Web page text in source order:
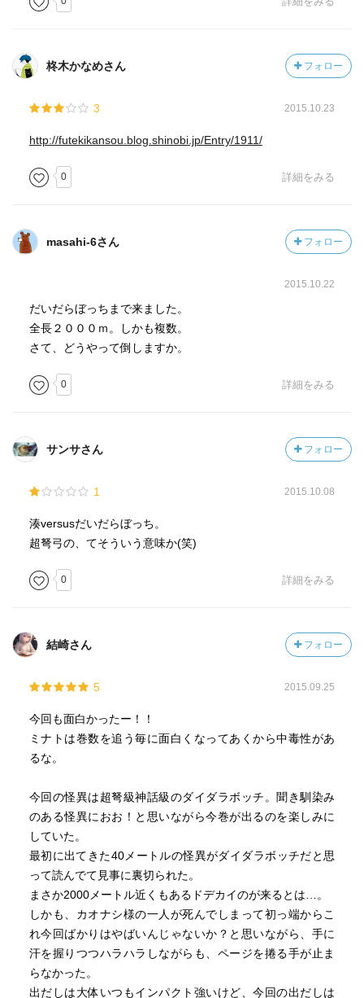
柊木かなめさん フォロー
3 2015.10.23
http://futekikansou.blog.shinobi.jp/Entry/1911/
0 詳細をみる
masahi-6さん フォロー
2015.10.22
だいだらぼっちまで来ました。
全長２０００ｍ。しかも複数。
さて、どうやって倒しますか。
0 詳細をみる
サンサさん フォロー
1 2015.10.08
湊versusだいだらぼっち。
超弩弓の、てそういう意味か(笑)
0 詳細をみる
結崎さん フォロー
5 2015.09.25
今回も面白かったー！！
ミナトは巻数を追う毎に面白くなってあくから中毒性があ
るな。
今回の怪異は超弩級神話級のダイダラボッチ。聞き馴染み
のある怪異におお！と思いながら今巻が出るのを楽しみに
していた。
最初に出てきた40メートルの怪異がダイダラボッチだと思
って読んでて見事に裏切られた。
まさか2000メートル近くもあるドデカイのが来るとは…。
しかも、カオナシ様の一人が死んでしまって初っ端からこ
れ今回ばかりはやばいんじゃないか？と思いながら、手に
汗を握りつつハラハラしながらも、ページを捲る手が止ま
らなかった。
出だしは大体いつもインパクト強いけど、今回の出だしは